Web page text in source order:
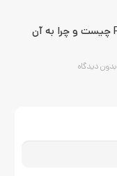
PsPcSdk Emulator چیست و چرا به آن
بدون دیدگاه